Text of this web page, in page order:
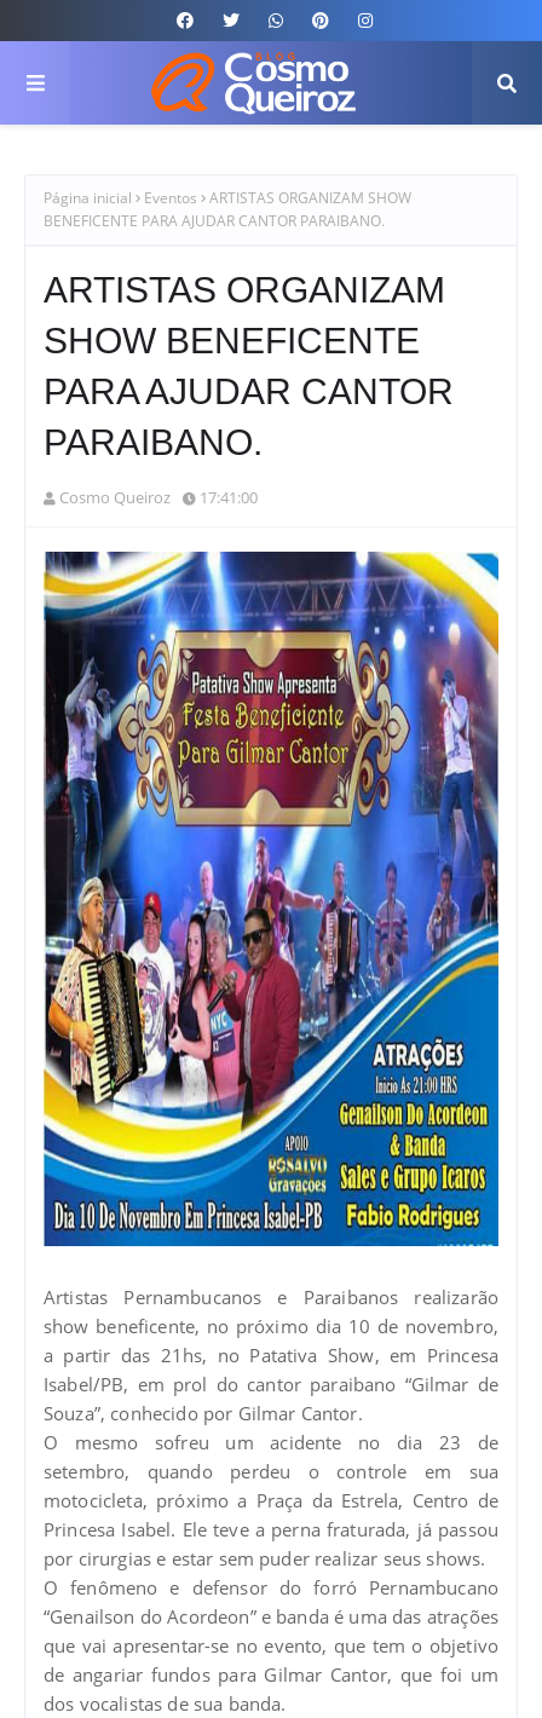
Página inicial Eventos
ARTISTAS ORGANIZAM SHOW
BENEFICENTE PARA AJUDAR CANTOR PARAIBANO.
ARTISTAS ORGANIZAM
SHOW BENEFICENTE
PARA AJUDAR CANTOR
PARAIBANO.
Cosmo Queiroz 17:41:00
Artistas Pernambucanos e Paraibanos realizarão
show beneficente, no próximo dia 10 de novembro,
a partir das 21hs, no Patativa Show, em Princesa
Isabel/PB, em prol do cantor paraibano “Gilmar de
Souza”, conhecido por Gilmar Cantor.
O mesmo sofreu um acidente no dia 23 de
setembro, quando perdeu o controle em sua
motocicleta, próximo a Praça da Estrela, Centro de
Princesa Isabel. Ele teve a perna fraturada, já passou
por cirurgias e estar sem puder realizar seus shows.
O fenômeno e defensor do forró Pernambucano
“Genailson do Acordeon” e banda é uma das atrações
que vai apresentar-se no evento, que tem o objetivo
de angariar fundos para Gilmar Cantor, que foi um
dos vocalistas de sua banda.